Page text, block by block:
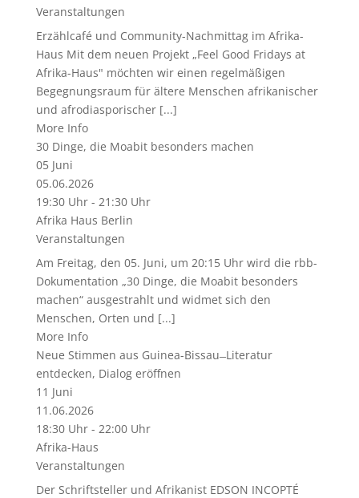
Veranstaltungen
Erzählcafé und Community-Nachmittag im Afrika-
Haus Mit dem neuen Projekt „Feel Good Fridays at
Afrika-Haus" möchten wir einen regelmäßigen
Begegnungsraum für ältere Menschen afrikanischer
und afrodiasporischer [...]
More Info
30 Dinge, die Moabit besonders machen
05 Juni
05.06.2026
19:30 Uhr - 21:30 Uhr
Afrika Haus Berlin
Veranstaltungen
Am Freitag, den 05. Juni, um 20:15 Uhr wird die rbb-
Dokumentation „30 Dinge, die Moabit besonders
machen“ ausgestrahlt und widmet sich den
Menschen, Orten und [...]
More Info
Neue Stimmen aus Guinea-Bissau ̶ Literatur
entdecken, Dialog eröffnen
11 Juni
11.06.2026
18:30 Uhr - 22:00 Uhr
Afrika-Haus
Veranstaltungen
Der Schriftsteller und Afrikanist EDSON INCOPTÉ